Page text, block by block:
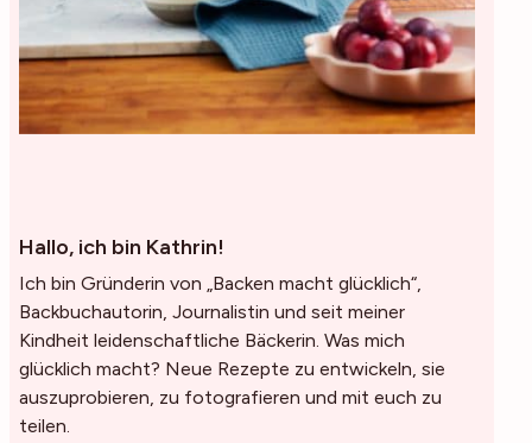
Hallo, ich bin Kathrin!
Ich bin Gründerin von „Backen macht glücklich“,
Backbuchautorin, Journalistin und seit meiner
Kindheit leidenschaftliche Bäckerin. Was mich
glücklich macht? Neue Rezepte zu entwickeln, sie
auszuprobieren, zu fotografieren und mit euch zu
teilen.